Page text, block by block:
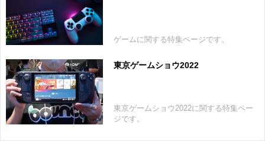
ゲームに関する特集ページです。
東京ゲームショウ2022
東京ゲームショウ2022に関する特集ペー
ジです。